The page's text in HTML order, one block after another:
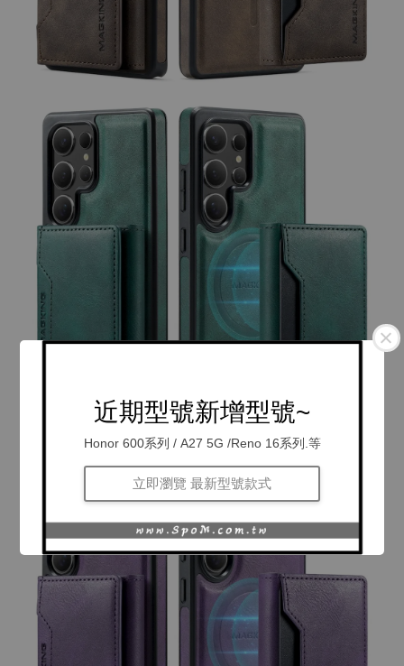
近期型號新增型號~
Honor 600系列 / A27 5G /Reno 16系列.等
立即瀏覽 最新型號款式